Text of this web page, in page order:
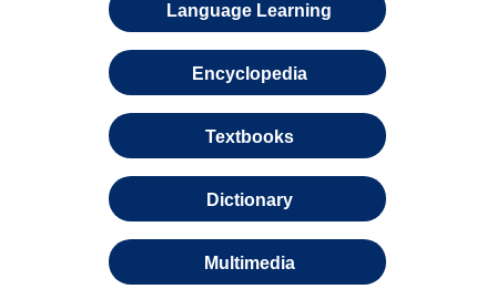
Language Learning
Encyclopedia
Textbooks
Dictionary
Multimedia